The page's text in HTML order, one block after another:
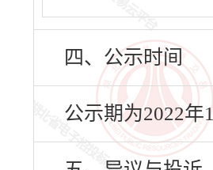
四、公示时间
公示期为2022年